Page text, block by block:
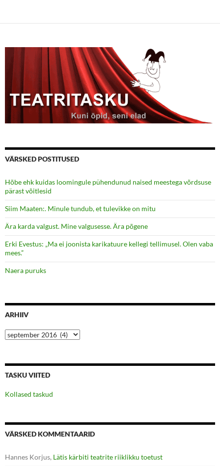
VÄRSKED POSTITUSED
Hõbe ehk kuidas loomingule pühendunud naised meestega võrdsuse
pärast võitlesid
Siim Maaten:. Minule tundub, et tulevikke on mitu
Ära karda valgust. Mine valgusesse. Ära põgene
Erki Evestus: „Ma ei joonista karikatuure kellegi tellimusel. Olen vaba
mees.”
Naera puruks
ARHIIV
Arhiiv
TASKU VIITED
Kollased taskud
VÄRSKED KOMMENTAARID
Hannes Korjus, Lätis kärbiti teatrite riiklikku toetust